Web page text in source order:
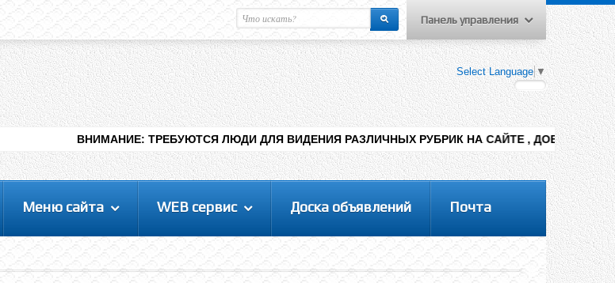
Здравствуйте уважаемыйГость. Чтобы
пользоваться данной панелью
управления, вам необходимо
авторизоваться на сайте под своим
логином, либо пройти регистрацию.
Меню пользователя
Вход на сайт
Регистрация
Панель управления
Select Language ▼
ВНИМАНИЕ: ТРЕБУЮТСЯ ЛЮДИ ДЛЯ ВИДЕНИЯ РАЗЛИЧНЫХ РУБРИК НА САЙТЕ , ДОБАВЛЕНИЯ КОНТЕНТА
Меню сайта WEB сервис Доска объявлений Почта